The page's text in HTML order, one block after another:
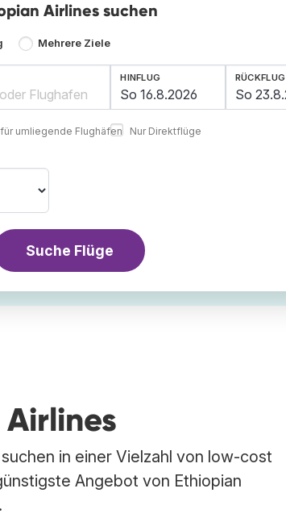
Airlines suchen
Mehrere Ziele
umliegende Flughäfen
HINFLUG RÜCKFLUG
Nur Direktflüge
Suche Flüge
in einer Vielzahl von low-cost
Angebot von Ethiopian